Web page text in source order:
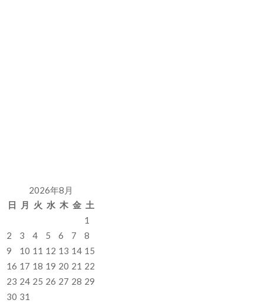
2026年8月
日
月 火 水 木 金 土
1
2
3 4 5 6 7
8
9
10 11 12 13 14 15
16 17 18 19 20 21 22
23 24 25 26 27 28 29
30 31